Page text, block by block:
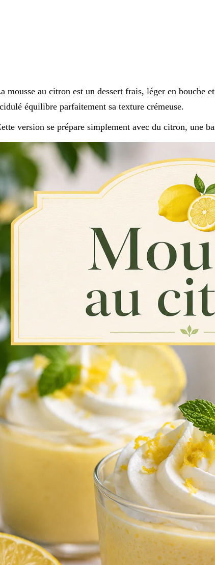
mousse au citron est un dessert frais, léger en bouche
équilibre parfaitement sa texture crémeuse.
version se prépare simplement avec du citron, une